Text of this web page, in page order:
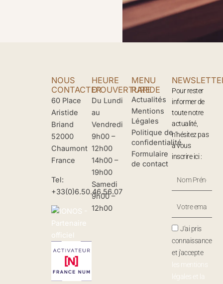
NOUS
CONTACTER
60 Place
Aristide
Briand
52000
Chaumont
France
Tel:
+33(0)6.50.46.56.07
HEURE
D'OUVERTURE
Du Lundi
au
Vendredi
9h00 –
12h00
14h00 –
19h00
Samedi
9h00 –
12h00
MENU
RAPIDE
Actualités
Mentions
Légales
Politique de
confidentialité
Formulaire
de contact
Pour rester
informer de
toute notre
actualité,
n’hésitez pas
à vous
inscrire ici :
J'ai pris
connaissance
et j'accepte
les mentions
légales et la